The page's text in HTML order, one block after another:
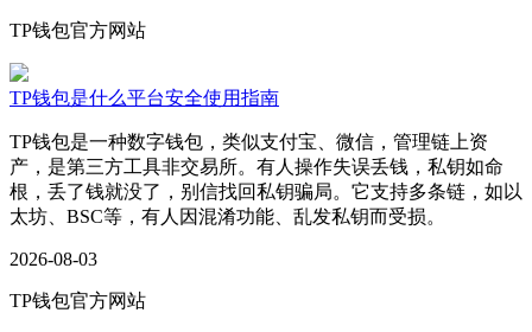
TP钱包官方网站
TP钱包是什么平台安全使用指南
TP钱包是一种数字钱包，类似支付宝、微信，管理链上资
产，是第三方工具非交易所。有人操作失误丢钱，私钥如命
根，丢了钱就没了，别信找回私钥骗局。它支持多条链，如以
太坊、BSC等，有人因混淆功能、乱发私钥而受损。
2026-08-03
TP钱包官方网站